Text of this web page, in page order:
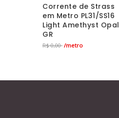
Corrente de Strass
em Metro PL31/SS16
Light Amethyst Opal
GR
R$ 0,00 /metro